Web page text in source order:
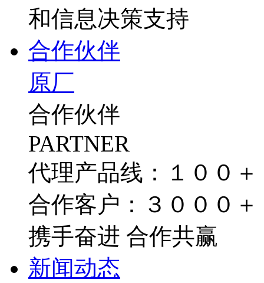
和信息决策支持
合作伙伴
原厂
合作伙伴
PARTNER
代理产品线：１００＋
合作客户：３０００＋
携手奋进 合作共赢
新闻动态